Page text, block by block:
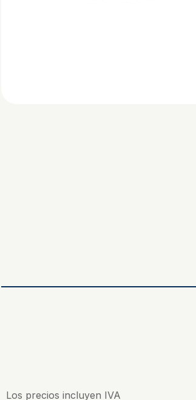
Los precios incluyen IVA